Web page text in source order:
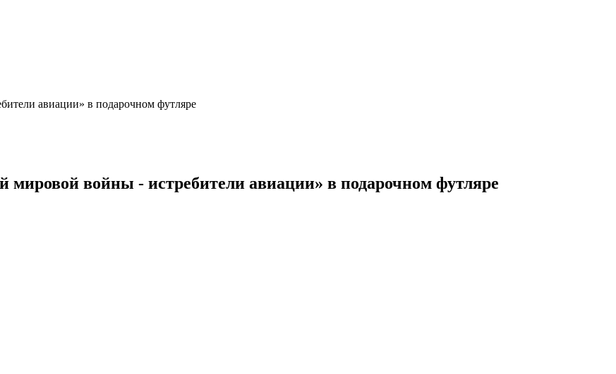
авиации» в подарочном футляре
мировой войны - истребители авиации» в подарочном футляре